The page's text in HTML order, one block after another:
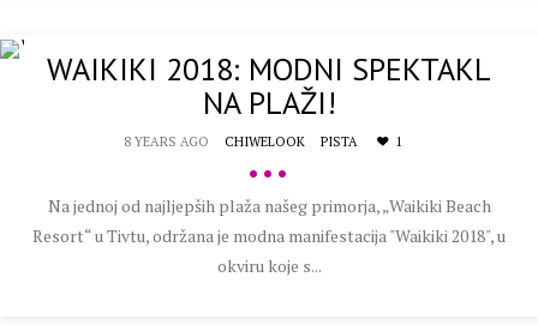
WAIKIKI 2018: MODNI SPEKTAKL
NA PLAŽI!
8 YEARS AGO CHIWELOOK PISTA 1
•••
Na jednoj od najljepših plaža našeg primorja, „Waikiki Beach
Resort“ u Tivtu, održana je modna manifestacija "Waikiki 2018", u
okviru koje s...